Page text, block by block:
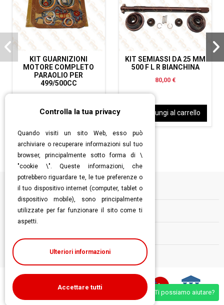
KIT GUARNIZIONI
MOTORE COMPLETO
PARAOLIO PER
499/500CC
Aggiungi al carrello
KIT SEMIASSI DA 25 MM
500 F L R BIANCHINA
80,00 €
Aggiungi al carrello
Informazioni
Follow us
Ti possiamo aiutare?
Controlla la tua privacy
Quando visiti un sito Web, esso può
archiviare o recuperare informazioni sul tuo
browser, principalmente sotto forma di \
"cookie \". Queste informazioni, che
potrebbero riguardare te, le tue preferenze o
il tuo dispositivo internet (computer, tablet o
dispositivo mobile), sono principalmente
utilizzate per far funzionare il sito come ti
aspetti.
Ulteriori informazioni
Accettare tutti